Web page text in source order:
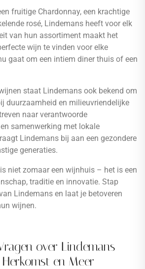
fruitige Chardonnay, een krachtige
rosé, Lindemans heeft voor elk
van hun assortiment maakt het
wijn te vinden voor elke
gaat om een intiem diner thuis of een
staat Lindemans ook bekend om
duurzaamheid en milieuvriendelijke
naar verantwoorde
samenwerking met lokale
Lindemans bij aan een gezondere
generaties.
niet zomaar een wijnhuis – het is een
traditie en innovatie. Stap
Lindemans en laat je betoveren
wijnen.
over Lindemans
en Meer